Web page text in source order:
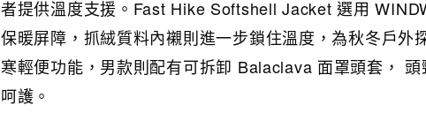
者提供溫度支援。Fast Hike Softshell Jacket 選用
保暖屏障，抓絨質料內襯則進一步鎖住溫度，為秋冬戶外
寒輕便功能，男款則配有可拆卸 Balaclava 面罩頭套，
呵護。